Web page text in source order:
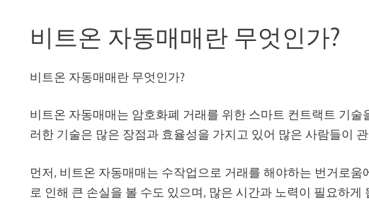
비트온 자동매매란 무엇인가?
비트온 자동매매란 무엇인가?
비트온 자동매매는 암호화폐 거래를 위한 스마트 컨트랙트 기
러한 기술은 많은 장점과 효율성을 가지고 있어 많은 사람들이
먼저, 비트온 자동매매는 수작업으로 거래를 해야하는 번거로
로 인해 큰 손실을 볼 수도 있으며, 많은 시간과 노력이 필요하